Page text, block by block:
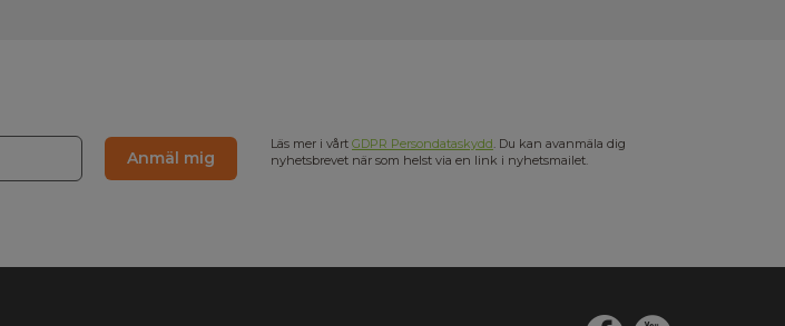
Anmäl mig
Läs mer i vårt GDPR Persondataskydd. Du kan avanmäla dig
nyhetsbrevet när som helst via en link i nyhetsmailet.